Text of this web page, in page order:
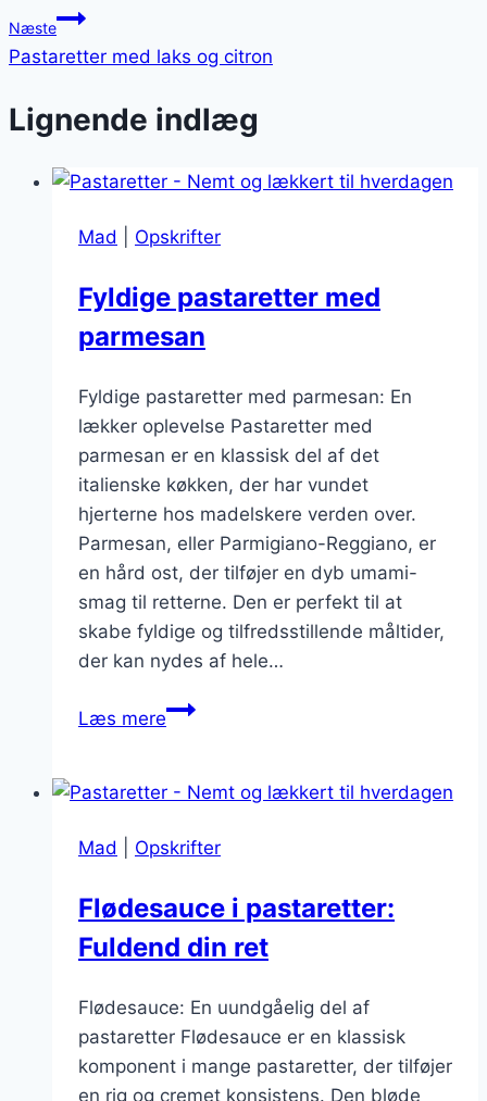
Næste
Pastaretter med laks og citron
Lignende indlæg
Mad Opskrifter
Fyldige pastaretter med
parmesan
Fyldige pastaretter med parmesan: En
lækker oplevelse Pastaretter med
parmesan er en klassisk del af det
italienske køkken, der har vundet
hjerterne hos madelskere verden over.
Parmesan, eller Parmigiano-Reggiano, er
en hård ost, der tilføjer en dyb umami-
smag til retterne. Den er perfekt til at
skabe fyldige og tilfredsstillende måltider,
der kan nydes af hele…
Læs mereFyldige
parmesan
Mad Opskrifter
Flødesauce i pastaretter:
Fuldend din ret
Flødesauce: En uundgåelig del af
pastaretter Flødesauce er en klassisk
komponent i mange pastaretter, der tilføjer
en rig og cremet konsistens. Den bløde